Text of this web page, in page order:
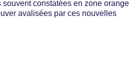
constatées en zone orange
avalisées par ces nouvelles